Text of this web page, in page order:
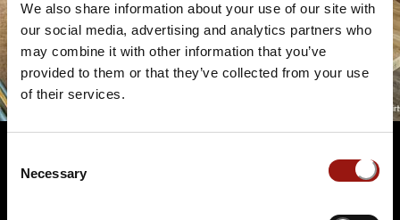
We also share information about your use of our site with
our social media, advertising and analytics partners who
may combine it with other information that you’ve
provided to them or that they’ve collected from your use
of their services.
Selection
Necessary